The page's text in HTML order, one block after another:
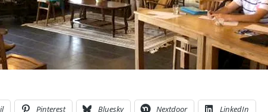
Pinterest Bluesky Nextdoor LinkedIn